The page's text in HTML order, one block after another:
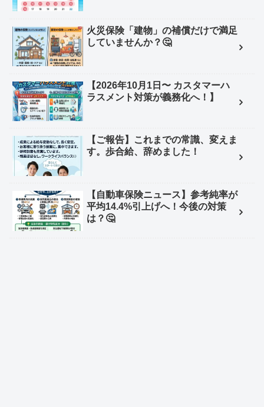
火災保険「建物」の補償だけで満足
していませんか？🤔
【2026年10月1日〜 カスタマーハ
ラスメント対策が義務化へ！】
【ご報告】これまでの常識、変えま
す。歩合給、辞めました！
【自動車保険ニュース】参考純率が
平均14.4%引上げへ！今後の対策
は？🤔